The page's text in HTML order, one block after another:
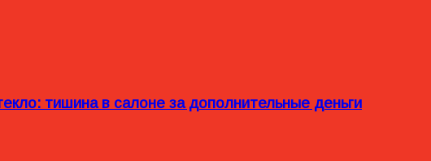
тишина в салоне за дополнительные деньги